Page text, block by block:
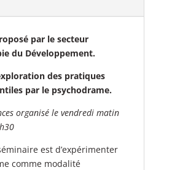
par le secteur
du Développement.
des pratiques
par le psychodrame.
organisé le vendredi matin
est d’expérimenter
comme modalité